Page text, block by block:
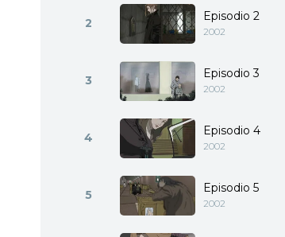
2 Episodio 2
2002
3 Episodio 3
2002
4 Episodio 4
2002
5 Episodio 5
2002